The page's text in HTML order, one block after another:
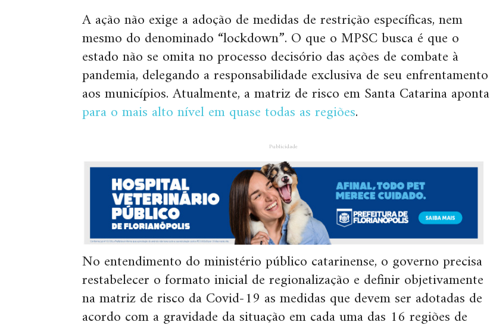
A ação não exige a adoção de medidas de restrição específicas, nem
mesmo do denominado “lockdown”. O que o MPSC busca é que o
estado não se omita no processo decisório das ações de combate à
pandemia, delegando a responsabilidade exclusiva de seu enfrentamento
aos municípios. Atualmente, a matriz de risco em Santa Catarina aponta
para o mais alto nível em quase todas as regiões.
Publicidade
No entendimento do ministério público catarinense, o governo precisa
restabelecer o formato inicial de regionalização e definir objetivamente
na matriz de risco da Covid-19 as medidas que devem ser adotadas de
acordo com a gravidade da situação em cada uma das 16 regiões de